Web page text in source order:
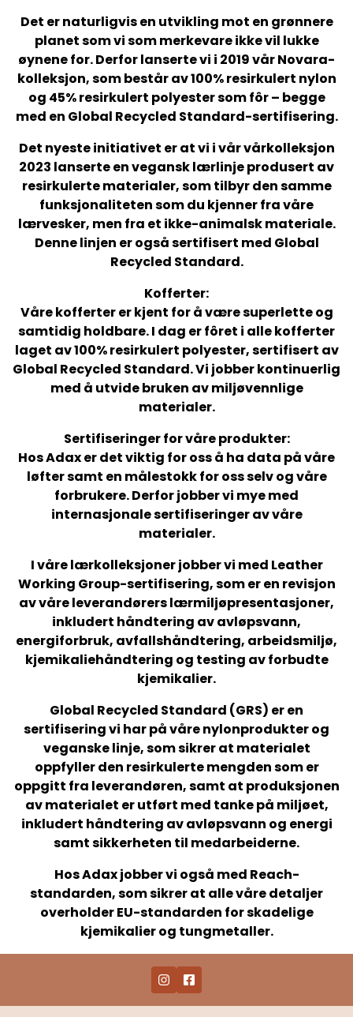
Det er naturligvis en utvikling mot en grønnere
planet som vi som merkevare ikke vil lukke
øynene for. Derfor lanserte vi i 2019 vår Novara-
kolleksjon, som består av 100% resirkulert nylon
og 45% resirkulert polyester som fôr – begge
med en Global Recycled Standard-sertifisering.
Det nyeste initiativet er at vi i vår vårkolleksjon
2023 lanserte en vegansk lærlinje produsert av
resirkulerte materialer, som tilbyr den samme
funksjonaliteten som du kjenner fra våre
lærvesker, men fra et ikke-animalsk materiale.
Denne linjen er også sertifisert med Global
Recycled Standard.
Kofferter:
Våre kofferter er kjent for å være superlette og
samtidig holdbare. I dag er fôret i alle kofferter
laget av 100% resirkulert polyester, sertifisert av
Global Recycled Standard. Vi jobber kontinuerlig
med å utvide bruken av miljøvennlige
materialer.
Sertifiseringer for våre produkter:
Hos Adax er det viktig for oss å ha data på våre
løfter samt en målestokk for oss selv og våre
forbrukere. Derfor jobber vi mye med
internasjonale sertifiseringer av våre
materialer.
I våre lærkolleksjoner jobber vi med Leather
Working Group-sertifisering, som er en revisjon
av våre leverandørers lærmiljøpresentasjoner,
inkludert håndtering av avløpsvann,
energiforbruk, avfallshåndtering, arbeidsmiljø,
kjemikaliehåndtering og testing av forbudte
kjemikalier.
Global Recycled Standard (GRS) er en
sertifisering vi har på våre nylonprodukter og
veganske linje, som sikrer at materialet
oppfyller den resirkulerte mengden som er
oppgitt fra leverandøren, samt at produksjonen
av materialet er utført med tanke på miljøet,
inkludert håndtering av avløpsvann og energi
samt sikkerheten til medarbeiderne.
Hos Adax jobber vi også med Reach-
standarden, som sikrer at alle våre detaljer
overholder EU-standarden for skadelige
kjemikalier og tungmetaller.